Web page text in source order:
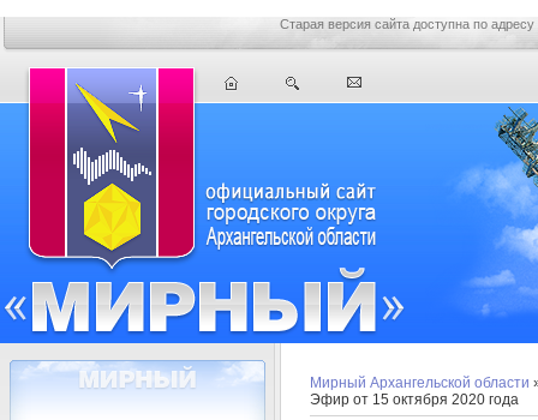
Старая версия сайта доступна по адресу
Мирный Архангельской области
Эфир от 15 октября 2020 года